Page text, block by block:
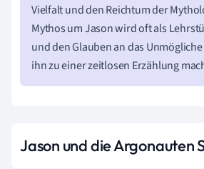
Vielfalt und den Reichtum der
Mythos um Jason wird oft als
und den Glauben an das
ihn zu einer zeitlosen Erzählung
Jason und die Argonauten